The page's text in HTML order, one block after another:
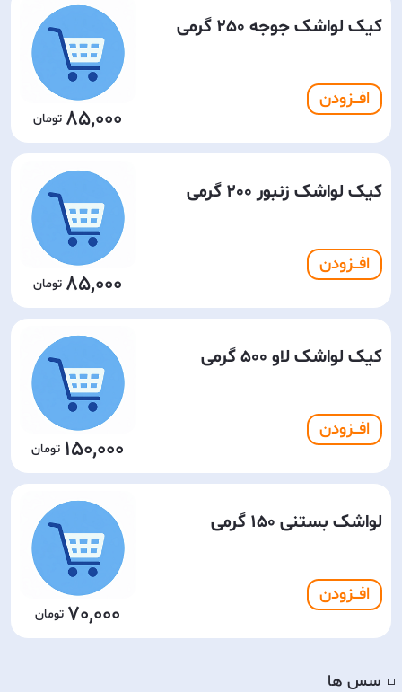
کیک لواشک جوجه 250 گرمی
افـــزودن
85,000
کیک لواشک زنبور 200 گرمی
افـــزودن
85,000
کیک لواشک لاو 500 گرمی
افـــزودن
150,000
لواشک بستنی 150 گرمی
افـــزودن
70,000
◽️ سس ها